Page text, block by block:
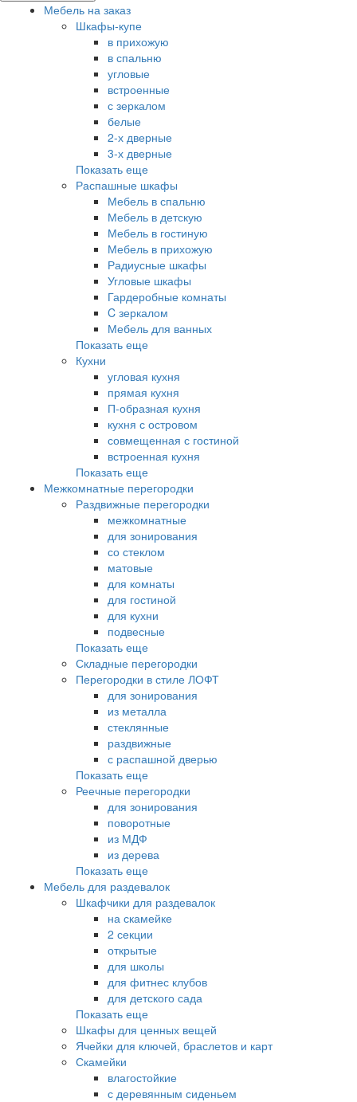
Мебель на заказ
Шкафы-купе
в прихожую
в спальню
угловые
встроенные
с зеркалом
белые
2-х дверные
3-х дверные
Показать еще
Распашные шкафы
Мебель в спальню
Мебель в детскую
Мебель в гостиную
Мебель в прихожую
Радиусные шкафы
Угловые шкафы
Гардеробные комнаты
C зеркалом
Мебель для ванных
Показать еще
Кухни
угловая кухня
прямая кухня
П-образная кухня
кухня с островом
совмещенная с гостиной
встроенная кухня
Показать еще
Межкомнатные перегородки
Раздвижные перегородки
межкомнатные
для зонирования
со стеклом
матовые
для комнаты
для гостиной
для кухни
подвесные
Показать еще
Складные перегородки
Перегородки в стиле ЛОФТ
для зонирования
из металла
стеклянные
раздвижные
с распашной дверью
Показать еще
Реечные перегородки
для зонирования
поворотные
из МДФ
из дерева
Показать еще
Мебель для раздевалок
Шкафчики для раздевалок
на скамейке
2 секции
открытые
для школы
для фитнес клубов
для детского сада
Показать еще
Шкафы для ценных вещей
Ячейки для ключей, браслетов и карт
Скамейки
влагостойкие
с деревянным сиденьем